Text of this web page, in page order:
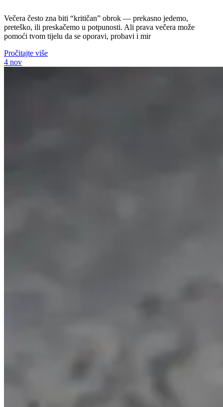
Večera često zna biti “kritičan” obrok — prekasno jedemo,
preteško, ili preskačemo u potpunosti. Ali prava večera može
pomoći tvom tijelu da se oporavi, probavi i mir
Pročitajte više
4 nov